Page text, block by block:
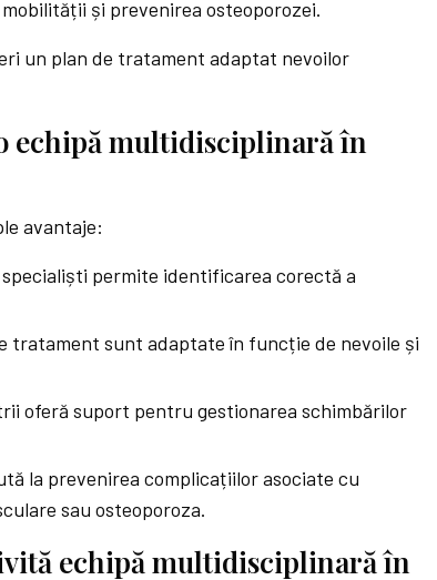
și prevenirea osteoporozei.
un plan de tratament adaptat nevoilor
echipă multidisciplinară în
avantaje:
permite identificarea corectă a
tratament sunt adaptate în funcție de nevoile și
oferă suport pentru gestionarea schimbărilor
la prevenirea complicațiilor asociate cu
sau osteoporoza.
echipă multidisciplinară în